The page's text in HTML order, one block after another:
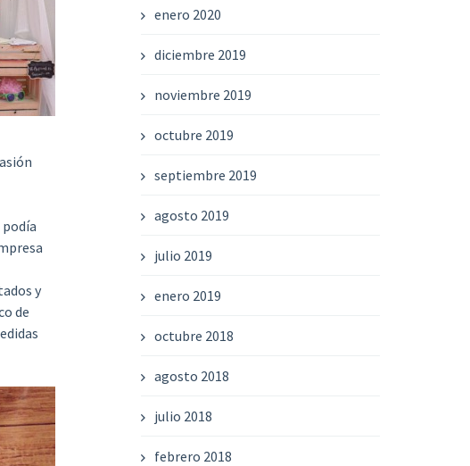
podía
y
de
enero 2020
diciembre 2019
noviembre 2019
octubre 2019
septiembre 2019
agosto 2019
julio 2019
enero 2019
octubre 2018
agosto 2018
julio 2018
febrero 2018